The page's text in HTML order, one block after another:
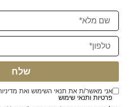
שלח
אני מאשר/ת את תנאי השימוש ואת
פרטיות ותנאי שימוש